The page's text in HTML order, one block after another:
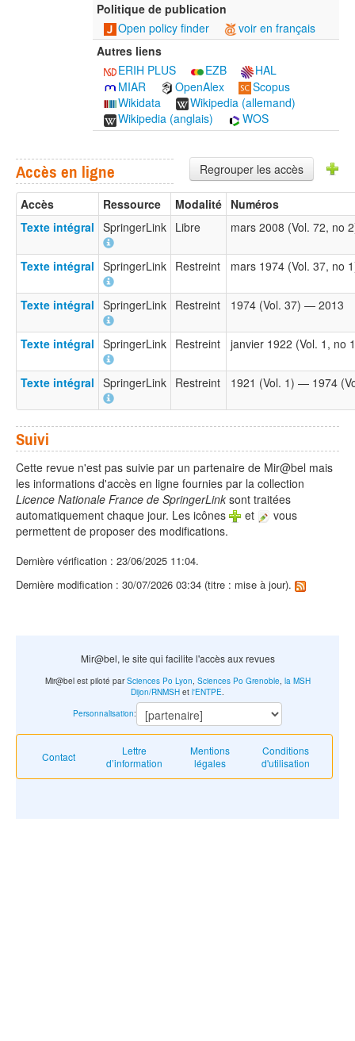
Politique de publication
Open policy finder
voir en français
Autres liens
ERIH PLUS
EZB
HAL
MIAR
OpenAlex
Scopus
Wikidata
Wikipedia (allemand)
Wikipedia (anglais)
WOS
Regrouper les accès
Accès en ligne
Accès Ressource Modalité Numéros
Texte intégral SpringerLink Libre mars 2008 (Vol. 72,
Texte intégral SpringerLink Restreint mars 1974 (Vol. 37,
Texte intégral SpringerLink Restreint 1974 (Vol. 37) — 2013
Texte intégral SpringerLink Restreint janvier 1922 (Vol. 1, no
Texte intégral SpringerLink Restreint 1921 (Vol. 1) — 1974
Suivi
Cette revue n'est pas suivie par un partenaire de Mir@bel mais
les informations d'accès en ligne fournies par la collection
Licence Nationale France de SpringerLink sont traitées
automatiquement chaque jour. Les icônes
et
vous
permettent de proposer des modifications.
Dernière vérification : 23/06/2025 11:04.
Dernière modification : 30/07/2026 03:34 (titre : mise à jour).
Mir@bel, le site qui facilite l'accès aux revues
Contact
Lettre
d’information
Mentions
légales
Conditions
d'utilisation
Mir@bel est piloté parSciences Po Lyon, Sciences Po Grenoble, la MSH
Dijon/RNMSH et l'ENTPE.
Personnalisation: